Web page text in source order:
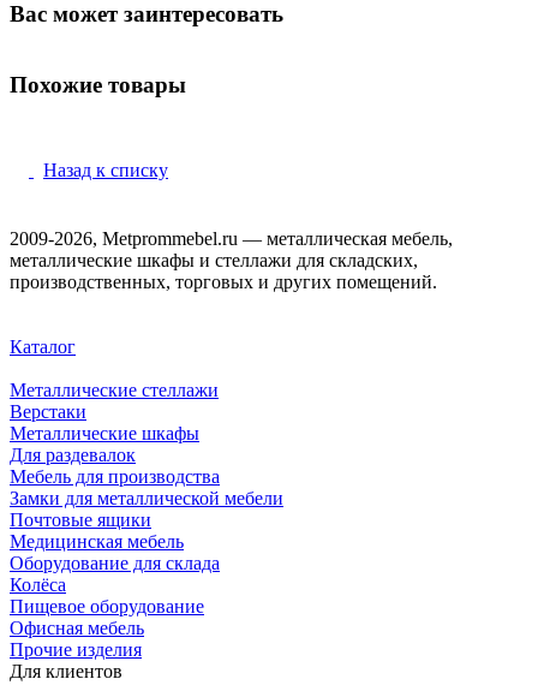
Вас может заинтересовать
Похожие товары
Назад к списку
2009-2026, Metprommebel.ru — металлическая мебель,
металлические шкафы и стеллажи для складских,
производственных, торговых и других помещений.
Каталог
Металлические стеллажи
Верстаки
Металлические шкафы
Для раздевалок
Мебель для производства
Замки для металлической мебели
Почтовые ящики
Медицинская мебель
Оборудование для склада
Колёса
Пищевое оборудование
Офисная мебель
Прочие изделия
Для клиентов